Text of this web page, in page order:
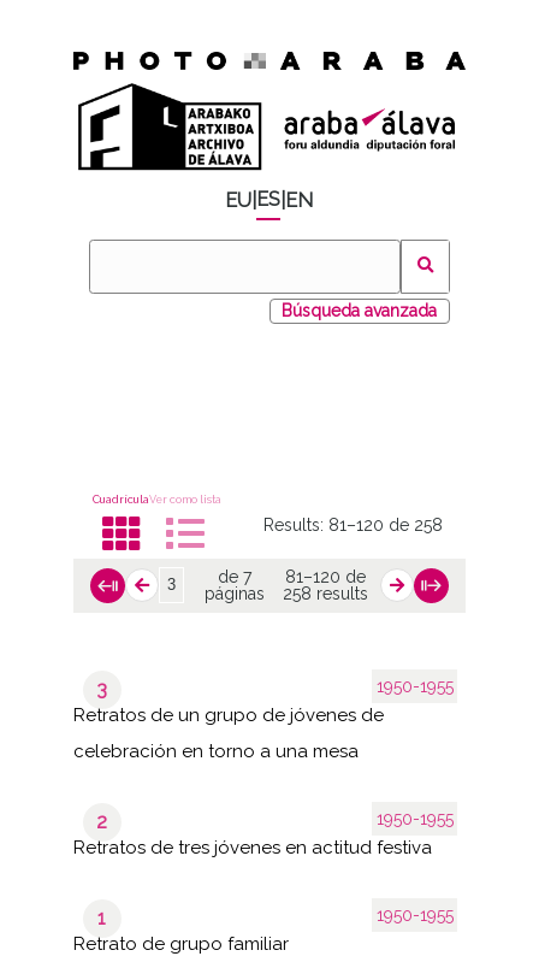
EU ES EN
Búsqueda avanzada
CuadrículaVer como lista
Results: 81–120 de 258
de 7
páginas
81–120 de
258 results
1950-1955
3
Retratos de un grupo de jóvenes de
celebración en torno a una mesa
1950-1955
2
Retratos de tres jóvenes en actitud festiva
1950-1955
1
Retrato de grupo familiar